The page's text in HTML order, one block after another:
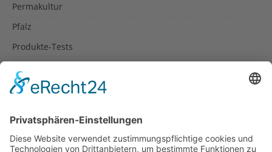
Permakultur
Pfalz
Produkte-Tests
Rezepte
Spanien
Südtirol